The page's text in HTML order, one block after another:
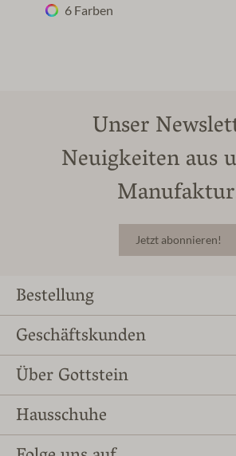
6 Farben
Unser
Neuigkeiten aus
Jetzt abonnieren!
Bestellung
Geschäftskunden
Über Gottstein
Hausschuhe